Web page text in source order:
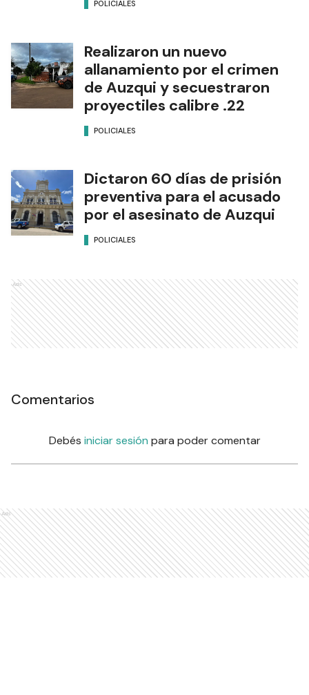
POLICIALES
Realizaron un nuevo
allanamiento por el crimen
de Auzqui y secuestraron
proyectiles calibre .22
POLICIALES
Dictaron 60 días de prisión
preventiva para el acusado
por el asesinato de Auzqui
POLICIALES
Ads
Comentarios
Debés iniciar sesión para poder comentar
Ads